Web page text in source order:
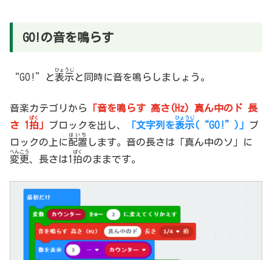
GO!の音を鳴らす
“GO!”と表示
ひょうじ
と同時に音を鳴らしましょう。
音楽カテゴリから
「音を鳴らす 高さ(Hz) 真ん中のド 長
さ 1 拍
ぱく
」 ブロックを出し、 「文字列を表示
ひょうじ
(“GO!”)」
ブ
ロックの上に配置
はいち
します。音の長さは「真ん中のソ」に
変更
へんこう
、長さは1 拍
ぱく
のままです。